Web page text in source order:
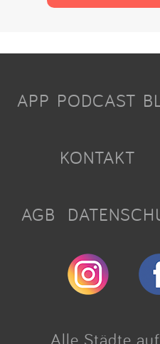
APP PODCAST
KONTAKT
AGB
Alle Städte